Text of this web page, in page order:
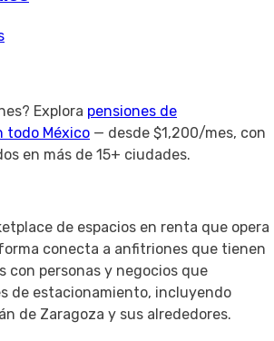
Explora pensiones de
todo México — desde $1,200/mes, con
en más de 15+ ciudades.
de espacios en renta que opera
conecta a anfitriones que tienen
con personas y negocios que
de estacionamiento, incluyendo
de Zaragoza y sus alrededores.